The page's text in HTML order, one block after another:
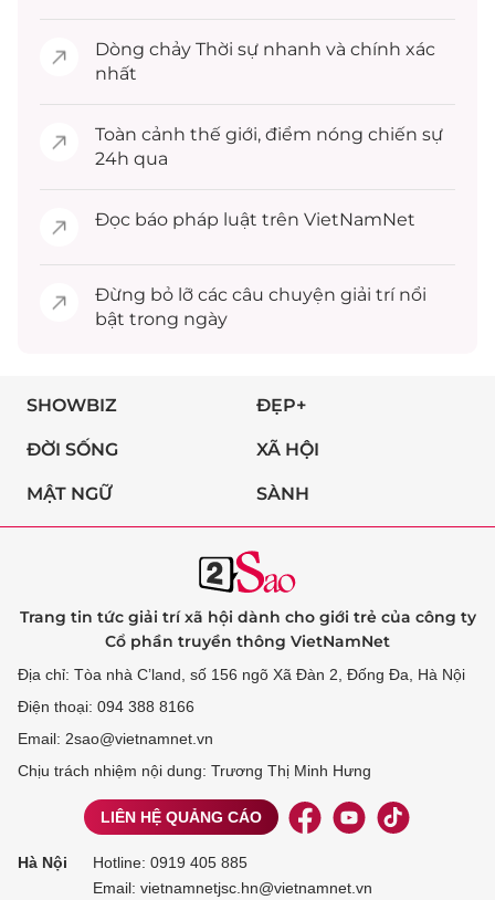
Dòng chảy Thời sự nhanh và chính xác
nhất
Toàn cảnh thế giới, điểm nóng chiến sự
24h qua
Đọc báo pháp luật trên VietNamNet
Đừng bỏ lỡ các câu chuyện giải trínổi
bật trong ngày
SHOWBIZ ĐẸP+
ĐỜI SỐNG XÃ HỘI
MẬT NGỮ SÀNH
Trang tin tức giải trí xã hội dành cho giới trẻ của công ty
Cổ phần truyền thông VietNamNet
Địa chỉ: Tòa nhà C’land, số 156 ngõ Xã Đàn 2, Đống Đa, Hà Nội
Điện thoại: 094 388 8166
Email: 2sao@vietnamnet.vn
Chịu trách nhiệm nội dung: Trương Thị Minh Hưng
LIÊN HỆ QUẢNG CÁO
Hà Nội Hotline: 0919 405 885
Email: vietnamnetjsc.hn@vietnamnet.vn